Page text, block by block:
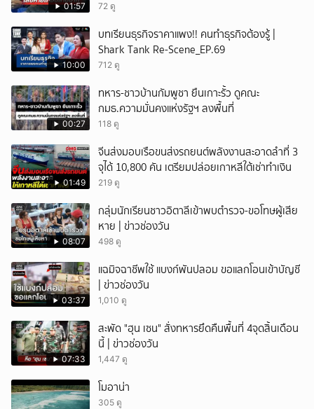
01:57 72 ดู
10:00
บทเรียนธุรกิจราคาแพง!! คนทำธุรกิจต้องรู้ |
Shark Tank Re-Scene_EP.69
712 ดู
00:27
ทหาร-ชาวบ้านกัมพูชา ยืนเกาะรั้ว ดูคณะ
กมธ.ความมั่นคงแห่งรัฐฯ ลงพื้นที่
118 ดู
01:49
จีนส่งมอบเรือขนส่งรถยนต์พลังงานสะอาดลำที่ 3
จุได้ 10,800 คัน เตรียมปล่อยเกาหลีใต้เช่าทำเงิน
219 ดู
08:07
กลุ่มนักเรียนชาวอิตาลีเข้าพบตำรวจ-ขอโทษผู้เสีย
หาย | ข่าวช่องวัน
498 ดู
03:37
แฉมิจฉาชีพใช้ แบงก์พันปลอม ขอแลกโอนเข้าบัญชี
| ข่าวช่องวัน
1,010 ดู
07:33
สะพัด "ฮุน เซน" สั่งทหารยึดคืนพื้นที่ 4จุดสิ้นเดือน
นี้ | ข่าวช่องวัน
1,447 ดู
โมอาน่า
305 ดู